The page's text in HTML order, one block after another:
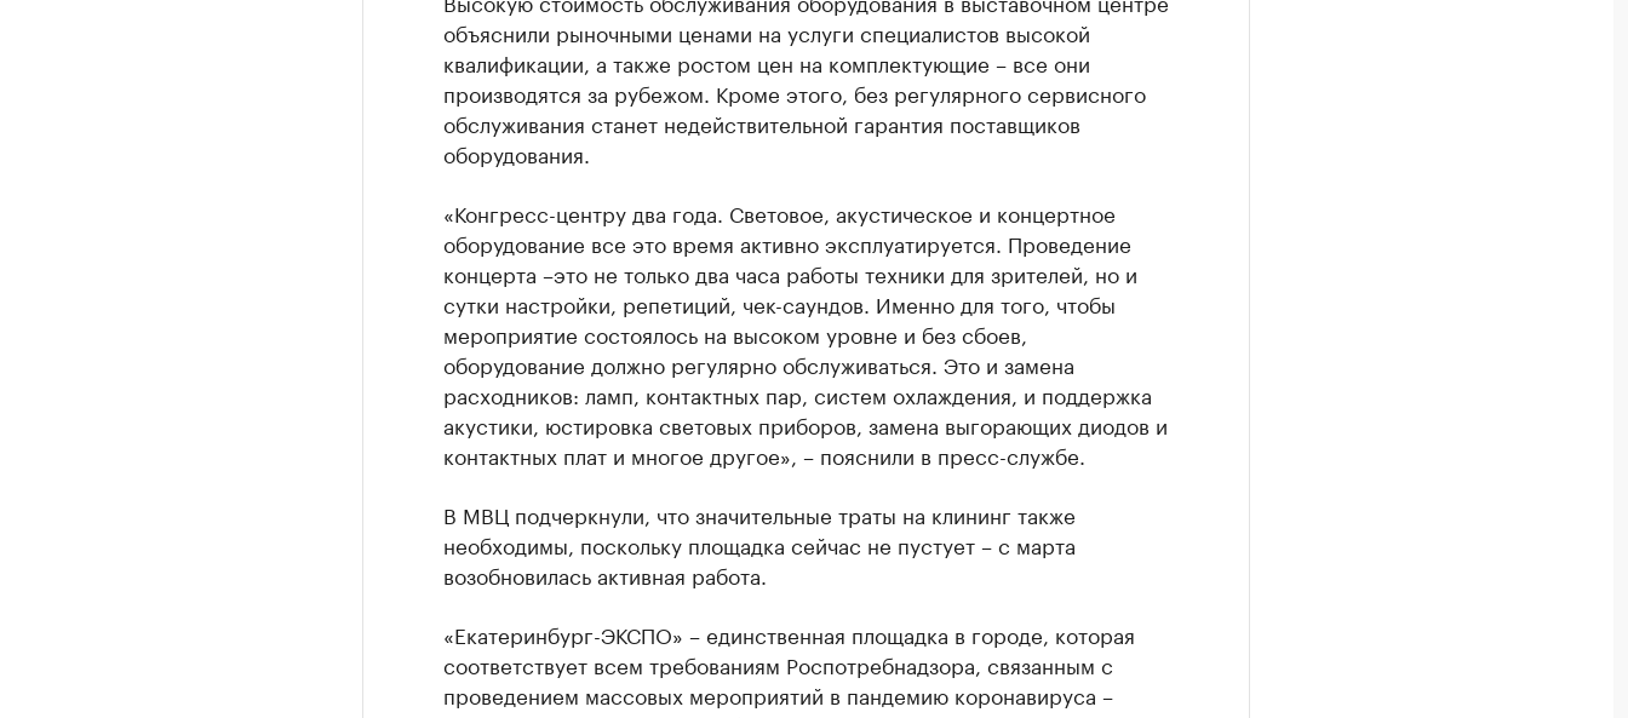
объяснили рыночными ценами на услуги специалистов высокой
квалификации, а также ростом цен на комплектующие – все они
производятся за рубежом. Кроме этого, без регулярного сервисного
обслуживания станет недействительной гарантия поставщиков
оборудования.
«Конгресс-центру два года. Световое, акустическое и концертное
оборудование все это время активно эксплуатируется. Проведение
концерта –это не только два часа работы техники для зрителей, но и
сутки настройки, репетиций, чек-саундов. Именно для того, чтобы
мероприятие состоялось на высоком уровне и без сбоев,
оборудование должно регулярно обслуживаться. Это и замена
расходников: ламп, контактных пар, систем охлаждения, и поддержка
акустики, юстировка световых приборов, замена выгорающих диодов и
контактных плат и многое другое», – пояснили в пресс-службе.
В МВЦ подчеркнули, что значительные траты на клининг также
необходимы, поскольку площадка сейчас не пустует – с марта
возобновилась активная работа.
«Екатеринбург-ЭКСПО» – единственная площадка в городе, которая
соответствует всем требованиям Роспотребнадзора, связанным с
проведением массовых мероприятий в пандемию коронавируса –